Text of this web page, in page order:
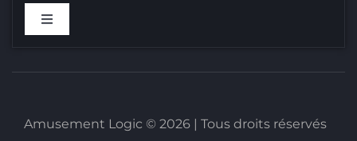
Toggle
Amusement Logic © 2026 | Tous droits réservés